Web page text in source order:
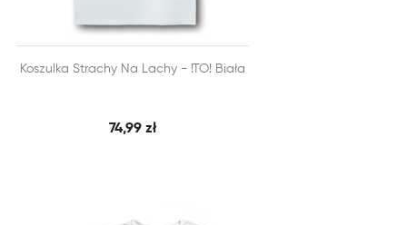
DODAJ DO KOSZYKASZYBKI PODGLĄD
Koszulka Strachy Na Lachy - !TO! Biała
74,99 zł